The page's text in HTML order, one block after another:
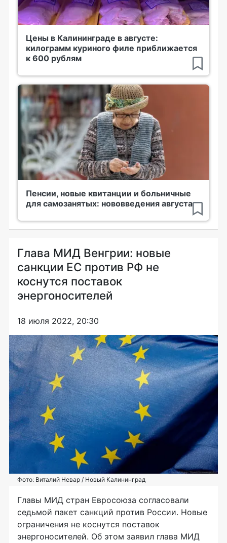
Цены в Калининграде в августе:
килограмм куриного филе приближается
к 600 рублям
Пенсии, новые квитанции и больничные
для самозанятых: нововведения августа
Глава МИД Венгрии: новые
санкции ЕС против РФ не
коснутся поставок
энергоносителей
18 июля 2022, 20:30
Фото: Виталий Невар / Новый Калининград
Главы МИД стран Евросоюза согласовали
седьмой пакет санкций против России. Новые
ограничения не коснутся поставок
энергоносителей. Об этом заявил глава МИД